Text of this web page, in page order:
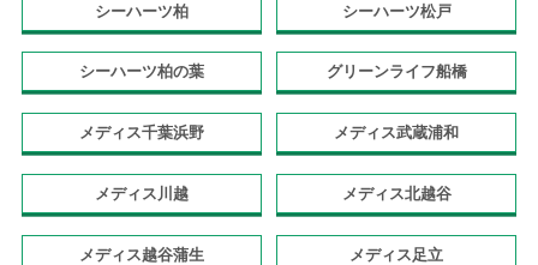
シーハーツ柏 シーハーツ松戸
シーハーツ柏の葉 グリーンライフ船橋
メディス千葉浜野 メディス武蔵浦和
メディス川越 メディス北越谷
メディス越谷蒲生 メディス足立